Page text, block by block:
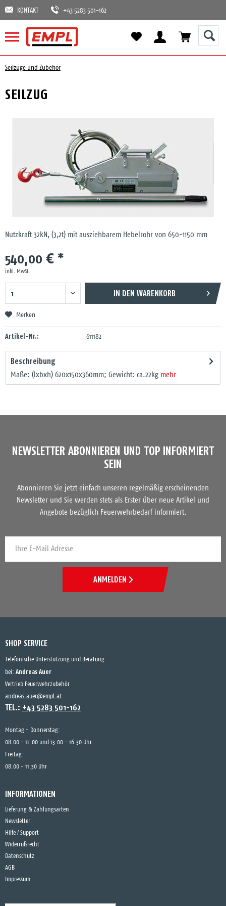
KONTAKT +43 5283 501-162
Seilzüge und Zubehör
SEILZUG
Nutzkraft 32kN, (3,2t) mit ausziehbarem Hebelrohr von 650-1150 mm
540,00 € *
inkl. MwSt.
IN DEN WARENKORB
Merken
Artikel-Nr.: 611182
Beschreibung
Maße: (lxbxh) 620x150x360mm; Gewicht: ca.22kg mehr
NEWSLETTER ABONNIEREN UND TOP INFORMIERT
SEIN
Abonnieren Sie jetzt einfach unseren regelmäßig erscheinenden
Newsletter und Sie werden stets als Erster über neue Artikel und
Angebote bezüglich Feuerwehrbedarf informiert.
ANMELDEN
SHOP SERVICE
Telefonische Unterstützung und Beratung
bei: Andreas Auer
Vertrieb Feuerwehrzubehör
andreas.auer@empl.at
TEL.: +43 5283 501-162
Montag - Donnerstag:
08.00 - 12.00 und 13.00 - 16.30 Uhr
Freitag:
08.00 - 11.30 Uhr
INFORMATIONEN
Lieferung & Zahlungsarten
Newsletter
Hilfe / Support
Widerrufsrecht
Datenschutz
AGB
Impressum